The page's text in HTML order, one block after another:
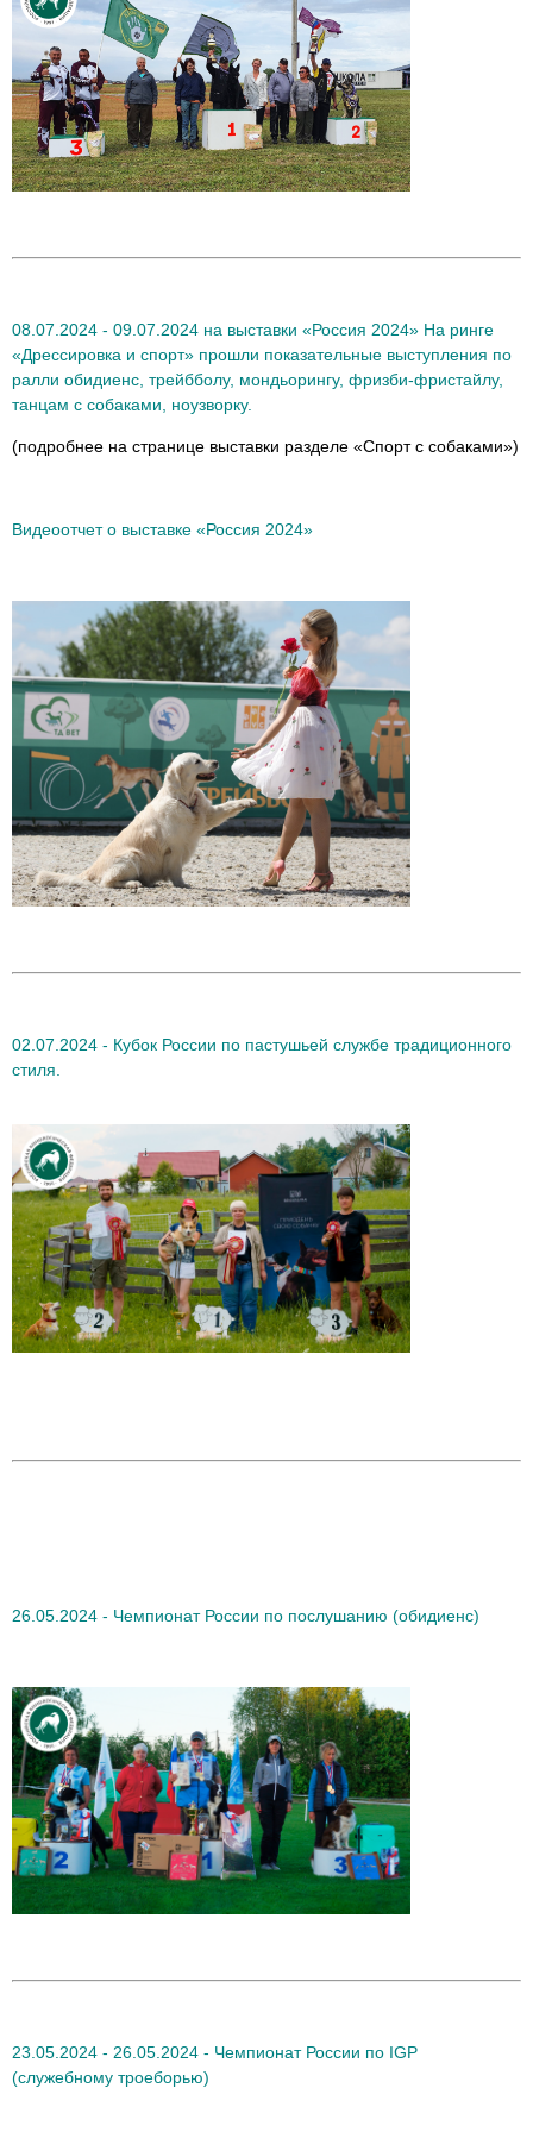
08.07.2024 - 09.07.2024 на выставки «Россия 2024» На ринге
«Дрессировка и спорт» прошли показательные выступления по
ралли обидиенс, трейбболу, мондьорингу, фризби-фристайлу,
танцам с собаками, ноузворку.
(подробнее на странице выставки разделе «Спорт с собаками»)
Видеоотчет о выставке «Россия 2024»
02.07.2024 - Кубок России по пастушьей службе традиционного
стиля.
26.05.2024 - Чемпионат России по послушанию (обидиенс)
23.05.2024 - 26.05.2024 - Чемпионат России по IGP
(служебному троеборью)